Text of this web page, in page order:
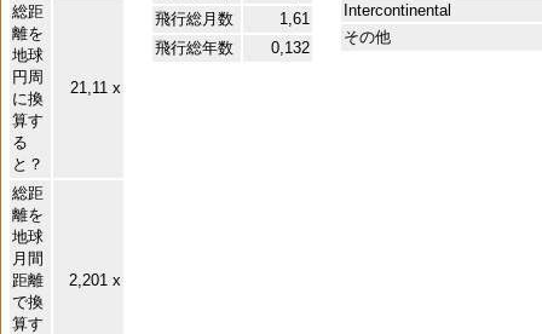
総距
離を
地球
円周
に換
算す
る
と？
21,11 x
総距
離を
地球
月間
距離
で換
算す
2,201 x
飛行総月数
1,61
飛行総年数
0,132
Intercontinental
その他